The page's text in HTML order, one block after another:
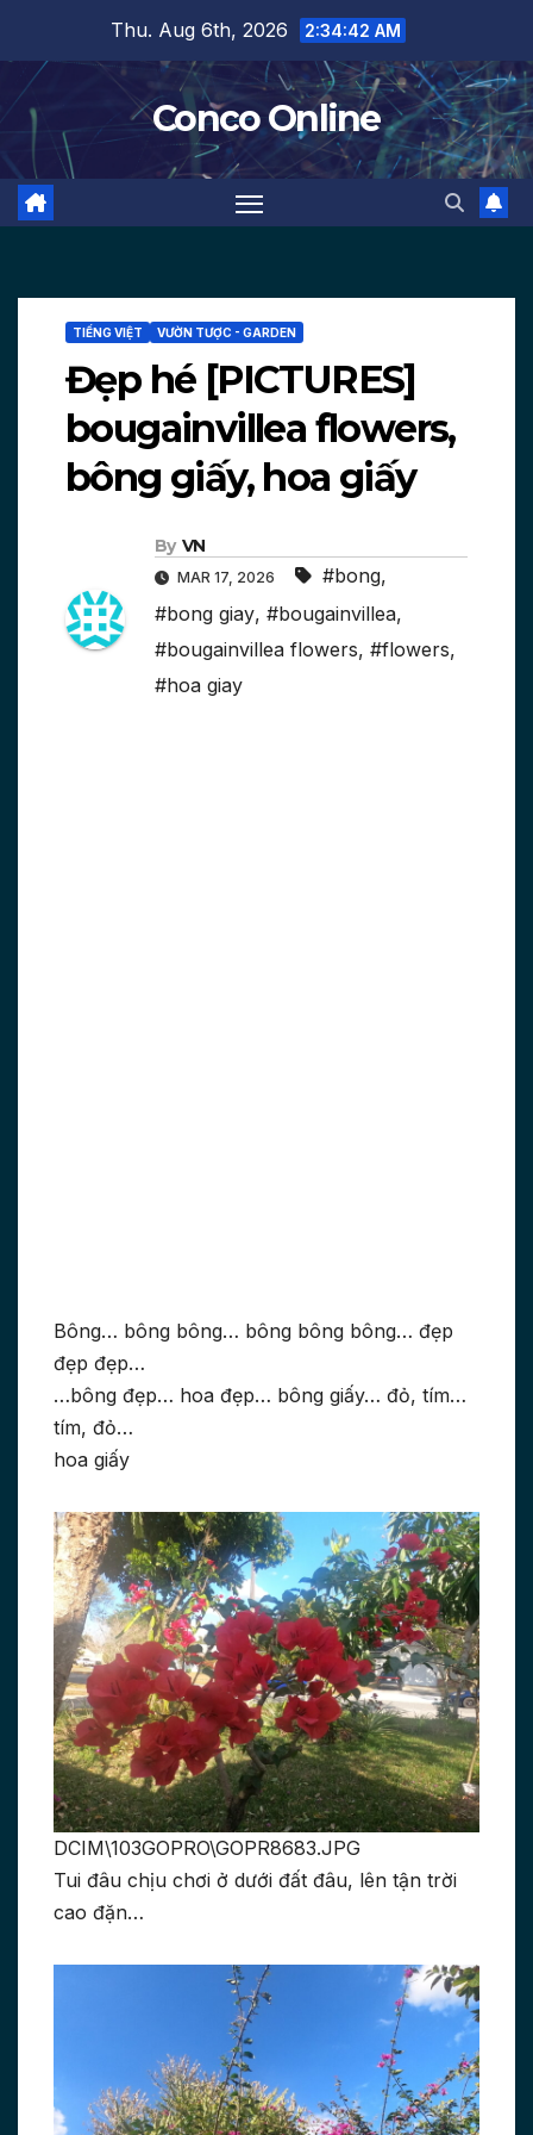
content
Thu. Aug 6th, 2026 2:34:43 AM
Conco Online
TIẾNG VIỆT VƯỜN TƯỢC - GARDEN
Đẹp hé [PICTURES]
bougainvillea flowers,
bông giấy, hoa giấy
By VN
MAR 17, 2026 #bong,
#bong giay, #bougainvillea,
#bougainvillea flowers, #flowers,
#hoa giay
Bông… bông bông… bông bông bông… đẹp
đẹp đẹp…
…bông đẹp… hoa đẹp… bông giấy… đỏ, tím…
tím, đỏ…
hoa giấy
DCIM\103GOPRO\GOPR8683.JPG
Tui đâu chịu chơi ở dưới đất đâu, lên tận trời
cao đặn…